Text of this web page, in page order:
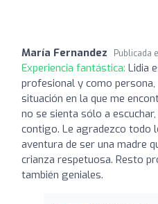
María Fernandez Publicada
Experiencia fantástica: Lidia
profesional y como
situación en la que me
no se sienta sólo a
contigo. Le agradezco todo
aventura de ser una madre
crianza respetuosa. Resto
también geniales.